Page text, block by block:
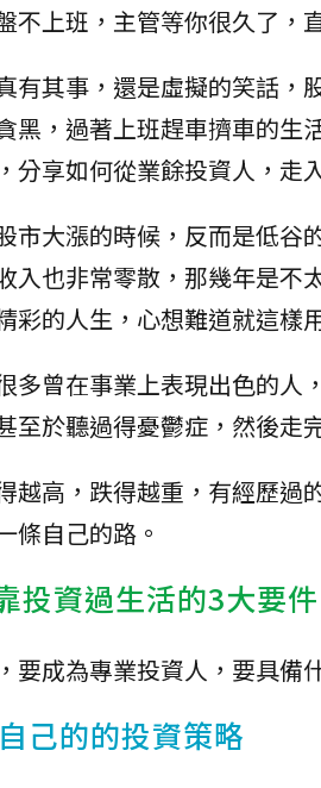
不上班，主管等你很久了，
有其事，還是虛擬的笑話，
黑，過著上班趕車擠車的生
分享如何從業餘投資人，走
市大漲的時候，反而是低谷
入也非常零散，那幾年是不
彩的人生，心想難道就這樣
多曾在事業上表現出色的人
至於聽過得憂鬱症，然後走
越高，跌得越重，有經歷過
條自己的路。
投資過生活的3大要件
要成為專業投資人，要具備
己的的投資策略